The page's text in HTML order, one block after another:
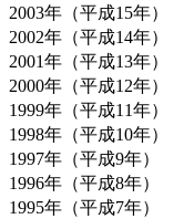
2003年（平成15年）
2002年（平成14年）
2001年（平成13年）
2000年（平成12年）
1999年（平成11年）
1998年（平成10年）
1997年（平成9年）
1996年（平成8年）
1995年（平成7年）